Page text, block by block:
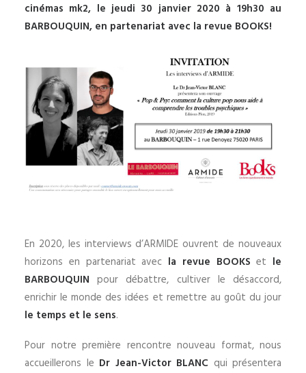
cinémas mk2, le jeudi 30 janvier 2020 à 19h30 au
BARBOUQUIN, en partenariat avec la revue BOOKS!
En 2020, les interviews d’ARMIDE ouvrent de nouveaux
horizons en partenariat avec la revue BOOKS et le
BARBOUQUIN pour débattre, cultiver le désaccord,
enrichir le monde des idées et remettre au goût du jour
le temps et le sens.
Pour notre première rencontre nouveau format, nous
accueillerons le Dr Jean-Victor BLANC qui présentera